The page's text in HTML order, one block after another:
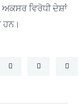
ਵਿਰੋਧੀ ਦੇਸ਼ਾਂ
ਹਨ।